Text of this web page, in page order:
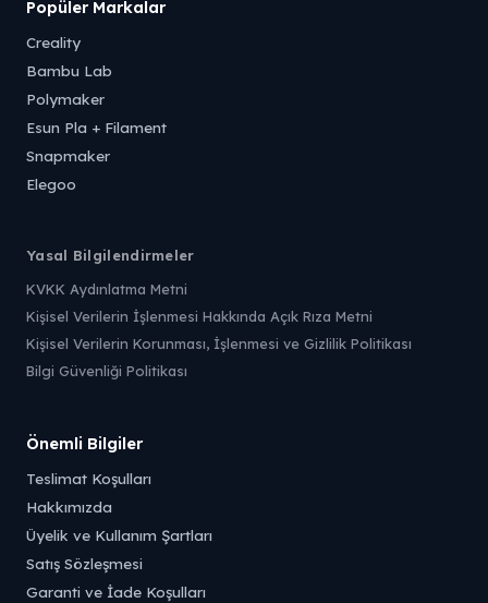
Popüler Markalar
Creality
Bambu Lab
Polymaker
Esun Pla + Filament
Snapmaker
Elegoo
Yasal Bilgilendirmeler
KVKK Aydınlatma Metni
Kişisel Verilerin İşlenmesi Hakkında Açık Rıza Metni
Kişisel Verilerin Korunması, İşlenmesi ve Gizlilik Politikası
Bilgi Güvenliği Politikası
Önemli Bilgiler
Teslimat Koşulları
Hakkımızda
Üyelik ve Kullanım Şartları
Satış Sözleşmesi
Garanti ve İade Koşulları